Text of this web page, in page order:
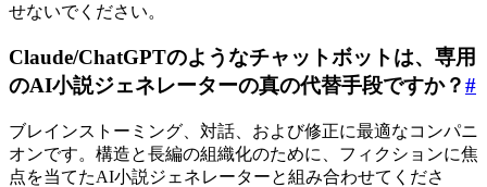
せないでください。
Claude/ChatGPTのようなチャットボットは、専用
のAI小説ジェネレーターの真の代替手段ですか？#
ブレインストーミング、対話、および修正に最適なコンパニ
オンです。構造と長編の組織化のために、フィクションに焦
点を当てたAI小説ジェネレーターと組み合わせてくださ